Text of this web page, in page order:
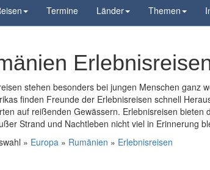
Termine Länder Themen
stehen besonders bei jungen Menschen ganz
finden Freunde der Erlebnisreisen schnell
auf reißenden Gewässern. Erlebnisreisen
Strand und Nachtleben nicht viel in Erinnerung
» Europa » Rumänien » Erlebnisreisen